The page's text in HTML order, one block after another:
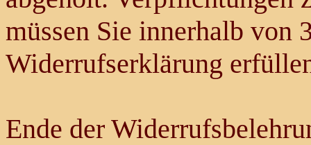
müssen Sie innerhalb von
Widerrufserklärung
Ende der